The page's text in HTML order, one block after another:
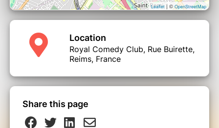
Leaflet | © OpenStreetMap
Location
Royal Comedy Club, Rue Buirette,
Reims, France
Share this page